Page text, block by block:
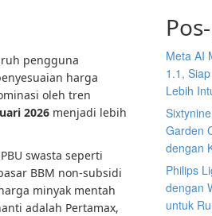
pengguna
harga
oleh tren
2026 menjadi lebih
swasta seperti
BBM non-subsidi
minyak mentah
adalah Pertamax,
Meta AI
1.1,
Lebih
Garden
dengan
Philips
dengan
untuk